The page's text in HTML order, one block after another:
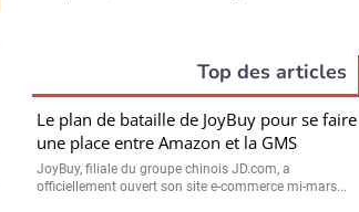
Top des articles
Le plan de bataille de JoyBuy pour se faire
une place entre Amazon et la GMS
JoyBuy, filiale du groupe chinois JD.com, a
officiellement ouvert son site e-commerce mi-mars...